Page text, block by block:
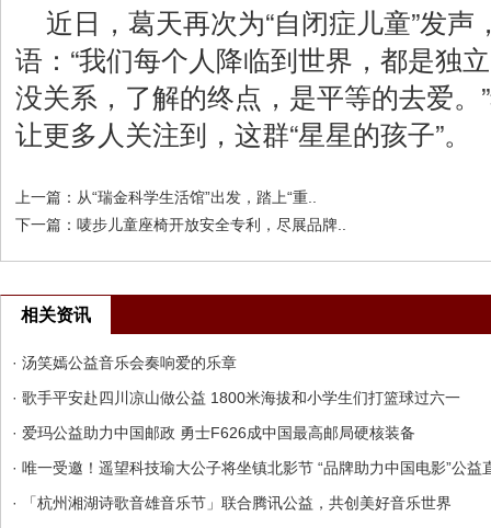
近日，葛天再次为“自闭症儿童”发
语：“我们每个人降临到世界，都是独
没关系，了解的终点，是平等的去爱
让更多人关注到，这群“星星的孩子”。
上一篇： 从“瑞金科学生活馆”出发，踏上“重..
下一篇： 唛步儿童座椅开放安全专利，尽展品牌..
相关资讯
· 汤笑嫣公益音乐会奏响爱的乐章
· 歌手平安赴四川凉山做公益 1800米海拔和小学生们打篮球过六一
· 爱玛公益助力中国邮政 勇士F626成中国最高邮局硬核装备
· 唯一受邀！遥望科技瑜大公子将坐镇北影节 “品牌助力中国电影”公益
· 「杭州湘湖诗歌音雄音乐节」联合腾讯公益，共创美好音乐世界